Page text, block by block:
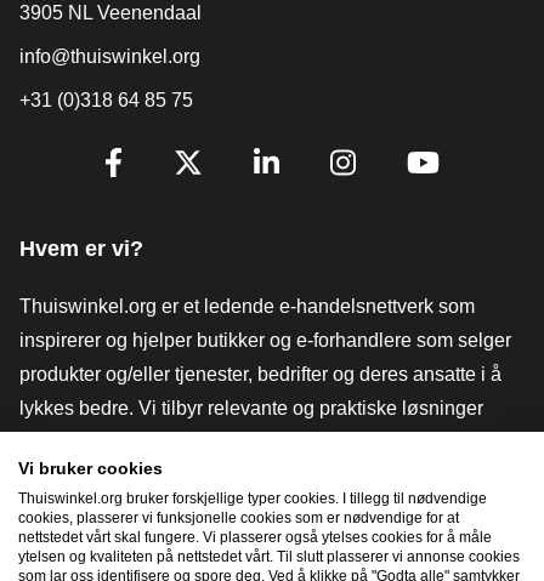
3905 NL Veenendaal
info@thuiswinkel.org
+31 (0)318 64 85 75
[_General:SocialMediaTitle]
Hvem er vi?
Thuiswinkel.org er et ledende e-handelsnettverk som
inspirerer og hjelper butikker og e-forhandlere som selger
produkter og/eller tjenester, bedrifter og deres ansatte i å
lykkes bedre. Vi tilbyr relevante og praktiske løsninger
verktøy og råd, advokatvirksomhet, markedsundersøkelser,
og har vår egen utdanningsplattform, Thuiswinkel e-
Academy.
Vi bruker cookies
Thuiswinkel.org bruker forskjellige typer cookies. I tillegg til nødvendige
cookies, plasserer vi funksjonelle cookies som er nødvendige for at
nettstedet vårt skal fungere. Vi plasserer også ytelses cookies for å måle
ytelsen og kvaliteten på nettstedet vårt. Til slutt plasserer vi annonse cookies
som lar oss identifisere og spore deg. Ved å klikke på "Godta alle" samtykker